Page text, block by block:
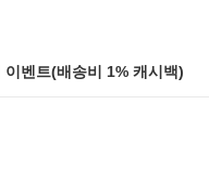
벤트(배송비 1% 캐시백)